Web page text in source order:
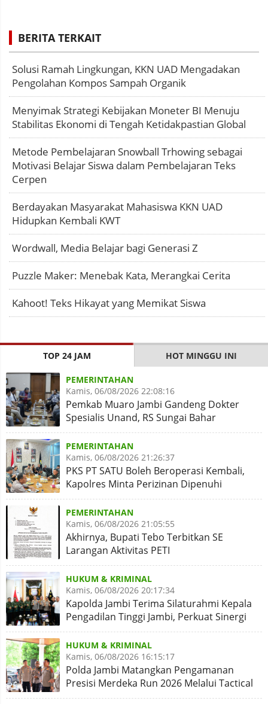
BERITA TERKAIT
Solusi Ramah Lingkungan, KKN UAD Mengadakan
Pengolahan Kompos Sampah Organik
Menyimak Strategi Kebijakan Moneter BI Menuju
Stabilitas Ekonomi di Tengah Ketidakpastian Global
Metode Pembelajaran Snowball Trhowing sebagai
Motivasi Belajar Siswa dalam Pembelajaran Teks
Cerpen
Berdayakan Masyarakat Mahasiswa KKN UAD
Hidupkan Kembali KWT
Wordwall, Media Belajar bagi Generasi Z
Puzzle Maker: Menebak Kata, Merangkai Cerita
Kahoot! Teks Hikayat yang Memikat Siswa
TOP 24 JAM HOT MINGGU INI
PEMERINTAHAN
Kamis, 06/08/2026 22:08:16
Pemkab Muaro Jambi Gandeng Dokter
Spesialis Unand, RS Sungai Bahar
Disiapkan Naik Kelas
PEMERINTAHAN
Kamis, 06/08/2026 21:26:37
PKS PT SATU Boleh Beroperasi Kembali,
Kapolres Minta Perizinan Dipenuhi
PEMERINTAHAN
Kamis, 06/08/2026 21:05:55
Akhirnya, Bupati Tebo Terbitkan SE
Larangan Aktivitas PETI
HUKUM & KRIMINAL
Kamis, 06/08/2026 20:17:34
Kapolda Jambi Terima Silaturahmi Kepala
Pengadilan Tinggi Jambi, Perkuat Sinergi
Antar Lembaga
HUKUM & KRIMINAL
Kamis, 06/08/2026 16:15:17
Polda Jambi Matangkan Pengamanan
Presisi Merdeka Run 2026 Melalui Tactical
Floor Game